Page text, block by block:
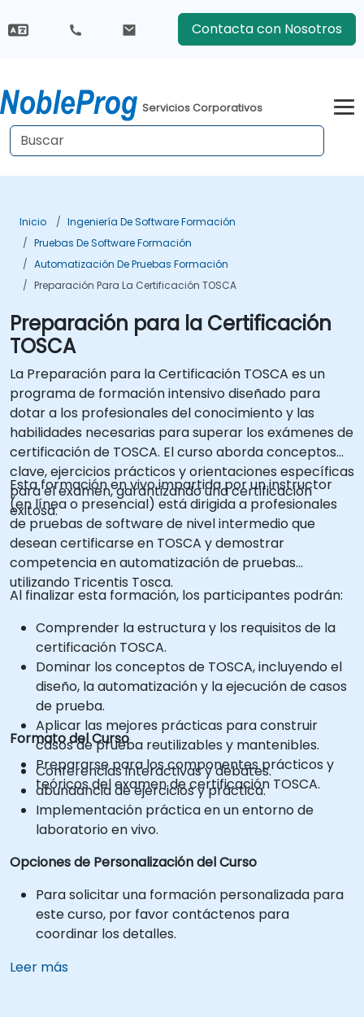
Contacta con Nosotros
Servicios Corporativos
Inicio
Ingeniería De Software Formación
Pruebas De Software Formación
Automatización De Pruebas Formación
Preparación Para La Certificación TOSCA
Preparación para la Certificación
TOSCA
La Preparación para la Certificación TOSCA es un
programa de formación intensivo diseñado para
dotar a los profesionales del conocimiento y las
habilidades necesarias para superar los exámenes de
certificación de TOSCA. El curso aborda conceptos
clave, ejercicios prácticos y orientaciones específicas
para el examen, garantizando una certificación
exitosa.
Esta formación en vivo impartida por un instructor
(en línea o presencial) está dirigida a profesionales
de pruebas de software de nivel intermedio que
desean certificarse en TOSCA y demostrar
competencia en automatización de pruebas
utilizando Tricentis Tosca.
Al finalizar esta formación, los participantes podrán:
Comprender la estructura y los requisitos de la
certificación TOSCA.
Dominar los conceptos de TOSCA, incluyendo el
diseño, la automatización y la ejecución de casos
de prueba.
Aplicar las mejores prácticas para construir
casos de prueba reutilizables y mantenibles.
Prepararse para los componentes prácticos y
teóricos del examen de certificación TOSCA.
Formato del Curso
Conferencias interactivas y debates.
abundancia de ejercicios y práctica.
Implementación práctica en un entorno de
laboratorio en vivo.
Opciones de Personalización del Curso
Para solicitar una formación personalizada para
este curso, por favor contáctenos para
coordinar los detalles.
Leer más